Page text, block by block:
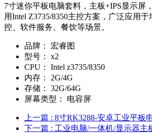
7寸迷你平板电脑套料，主板+IPS显示屏
用Intel Z3735/8350主控方案，广泛应用
控、软件服务、餐饮等场景。
品牌：
宏睿图
型号：
x2
CPU：
Intel z3735/8350
内存：
2G/4G
存储：
32G/64G
屏幕类型：
电容屏
上一篇 : 8寸RK3288-安卓工业平板
下一篇 : 工业电脑/一体机/显示器主